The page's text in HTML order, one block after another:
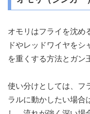
オモリはフライを沈め
ドやレッドワイヤを
を重くする方法とガン
使い分けとしては、フ
ラルに動かしたい場合